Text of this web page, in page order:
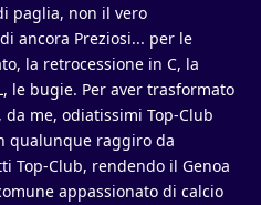
paglia, non il vero
ancora Preziosi... per le
la retrocessione in C, la
le bugie. Per aver trasformato
me, odiatissimi Top-Club
qualunque raggiro da
Top-Club, rendendo il Genoa
appassionato di calcio